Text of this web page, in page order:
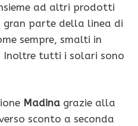
ad altri prodotti
gran parte della linea di
sempre, smalti in
Inoltre tutti i solari sono
Madina grazie alla
sconto a seconda